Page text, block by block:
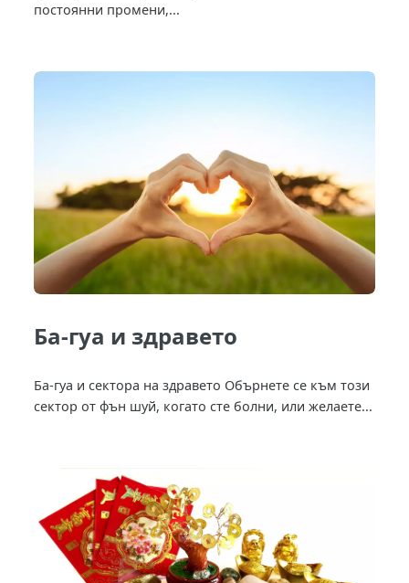
постоянни промени,...
Ба-гуа и здравето
Ба-гуа и сектора на здравето Обърнете се към този
сектор от фън шуй, когато сте болни, или желаете...